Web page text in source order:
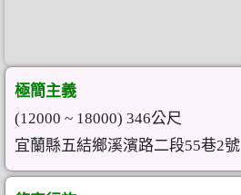
極簡主義
(12000 ~ 18000) 346公尺
宜蘭縣五結鄉溪濱路二段55巷2號